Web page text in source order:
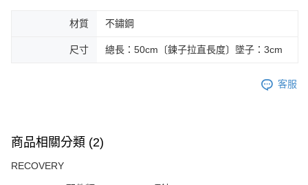
材質 不鏽鋼
尺寸 總長：50cm〔鍊子拉直長度〕墜子：3cm
客服
商品相關分類 (2)
RECOVERY